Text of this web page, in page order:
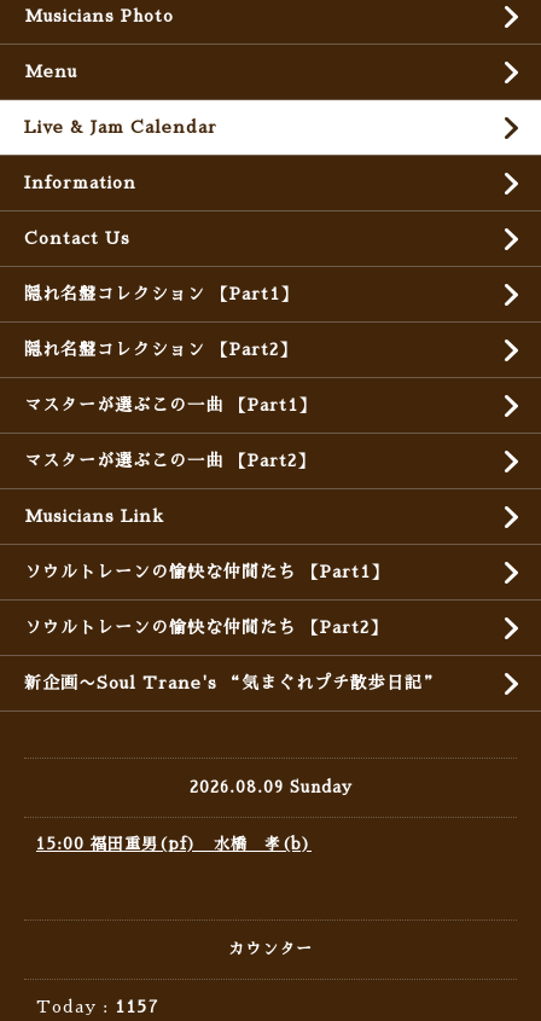
Musicians Photo
Menu
Live & Jam Calendar
Information
Contact Us
隠れ名盤コレクション 【Part1】
隠れ名盤コレクション 【Part2】
マスターが選ぶこの一曲 【Part1】
マスターが選ぶこの一曲 【Part2】
Musicians Link
ソウルトレーンの愉快な仲間たち 【Part1】
ソウルトレーンの愉快な仲間たち 【Part2】
新企画〜Soul Trane's “気まぐれプチ散歩日記”
2026.08.09 Sunday
15:00 福田重男(pf) 水橋 孝(b)
カウンター
Today : 1157